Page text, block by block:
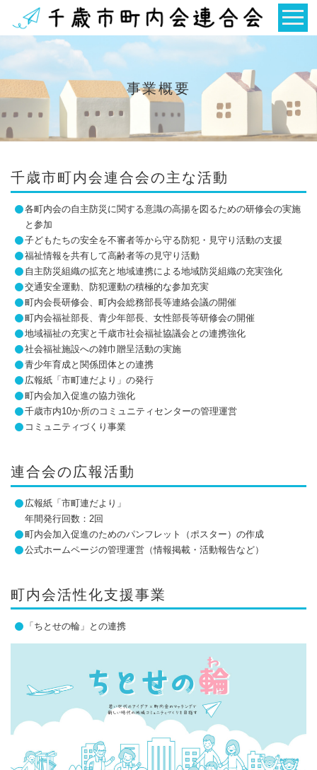
事業概要
千歳市町内会連合会の主な活動
各町内会の自主防災に関する意識の高揚を図るための研修会の実施
と参加
子どもたちの安全を不審者等から守る防犯・見守り活動の支援
福祉情報を共有して高齢者等の見守り活動
自主防災組織の拡充と地域連携による地域防災組織の充実強化
交通安全運動、防犯運動の積極的な参加充実
町内会長研修会、町内会総務部長等連絡会議の開催
町内会福祉部長、青少年部長、女性部長等研修会の開催
地域福祉の充実と千歳市社会福祉協議会との連携強化
社会福祉施設への雑巾贈呈活動の実施
青少年育成と関係団体との連携
広報紙「市町連だより」の発行
町内会加入促進の協力強化
千歳市内10か所のコミュニティセンターの管理運営
コミュニティづくり事業
連合会の広報活動
広報紙「市町連だより」
年間発行回数：2回
町内会加入促進のためのパンフレット（ポスター）の作成
公式ホームページの管理運営（情報掲載・活動報告など）
町内会活性化支援事業
「ちとせの輪」との連携